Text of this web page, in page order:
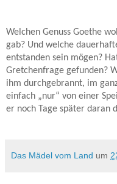
Welchen Genuss Goethe
gab? Und welche
entstanden sein mögen?
Gretchenfrage gefunden?
ihm durchgebrannt, im
einfach „nur“ von einer
er noch Tage später daran
Das Mädel vom Land um